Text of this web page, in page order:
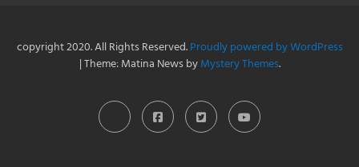
copyright 2020. All Rights Reserved.Proudly powered by WordPress
|Theme: Matina News byMystery Themes.